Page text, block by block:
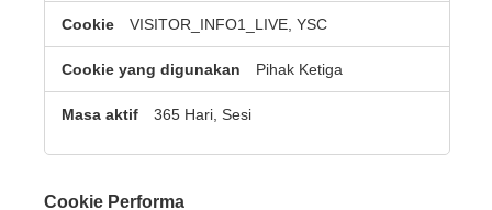
VISITOR_INFO1_LIVE, YSC
Pihak Ketiga
365 Hari, Sesi
Cookie Performa